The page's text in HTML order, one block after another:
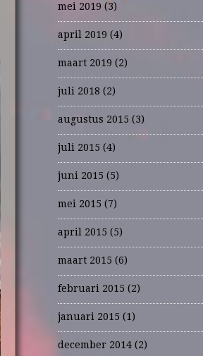
mei 2019 (3)
april 2019 (4)
maart 2019 (2)
juli 2018 (2)
augustus 2015 (3)
juli 2015 (4)
juni 2015 (5)
mei 2015 (7)
april 2015 (5)
maart 2015 (6)
februari 2015 (2)
januari 2015 (1)
december 2014 (2)